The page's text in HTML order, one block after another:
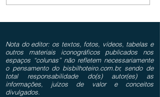
Nota do editor: os textos, fotos, vídeos, tabelas e
outros materiais iconográficos publicados nos
espaços “colunas” não refletem necessariamente
o pensamento do bisbilhoteiro.com.br, sendo de
total responsabilidade do(s) autor(es) as
informações, juízos de valor e conceitos
divulgados.